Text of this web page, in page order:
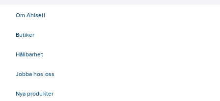
Om Ahlsell
Butiker
Hållbarhet
Jobba hos oss
Nya produkter